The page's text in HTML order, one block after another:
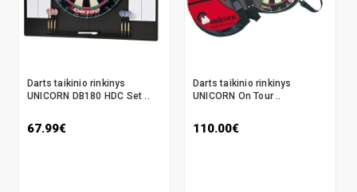
Darts taikinio rinkinys
UNICORN DB180 HDC Set ..
67.99€
Darts taikinio rinkinys
UNICORN On Tour ..
110.00€